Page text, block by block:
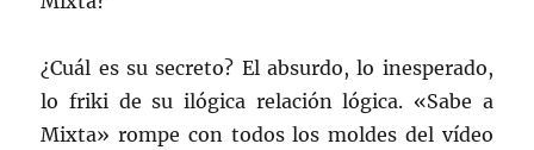
¿Cuál es su secreto? El absurdo, lo inesperado,
lo friki de su ilógica relación lógica. «Sabe a
Mixta» rompe con todos los moldes del vídeo